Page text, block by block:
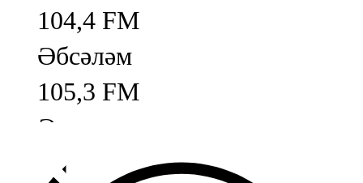
104,4 FM
Әбсәләм
105,3 FM
Әлмәт
92,9 FM